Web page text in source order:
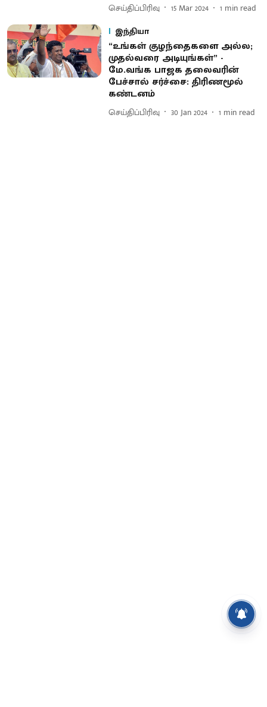
செய்திப்பிரிவு 15 Mar 2024 1 min read
இந்தியா
“உங்கள் குழந்தைகளை அல்ல;
முதல்வரை அடியுங்கள்” -
மே.வங்க பாஜக தலைவரின்
பேச்சால் சர்ச்சை: திரிணமூல்
கண்டனம்
செய்திப்பிரிவு 30 Jan 2024 1 min read